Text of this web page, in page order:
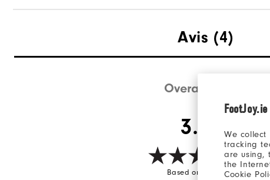
We
tracking
are using,
the
Cookie
Avis (4)
Overall Rating
3.3/5
Based on 4 Review(s)